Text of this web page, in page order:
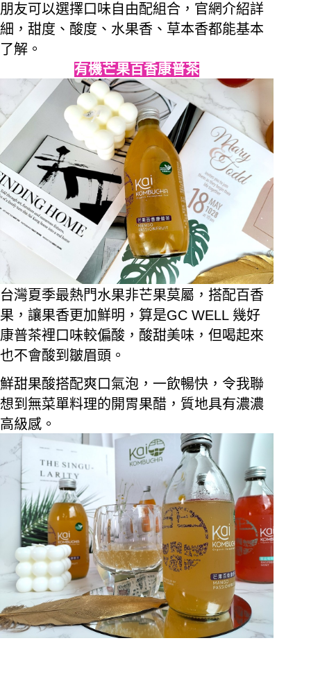
朋友可以選擇口味自由配組合 ，官網介紹詳
細，甜度、酸度、水果香、草本香都能基本
了解。
有機芒果百香康普茶
台灣夏季最熱門水果非芒果莫屬，搭配百香
果，讓果香更加鮮明，算是GC WELL 幾好
康普茶裡口味較偏酸，酸甜美味，但喝起來
也不會酸到皺眉頭。
鮮甜果酸搭配爽口氣泡，一飲暢快，令我聯
想到無菜單料理的開胃果醋，質地具有濃濃
高級感。